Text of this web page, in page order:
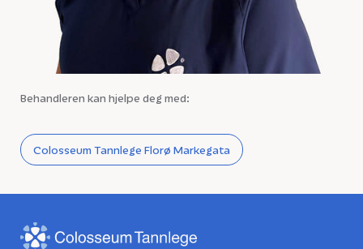
Behandleren kan hjelpe deg med:
Colosseum Tannlege Florø Markegata